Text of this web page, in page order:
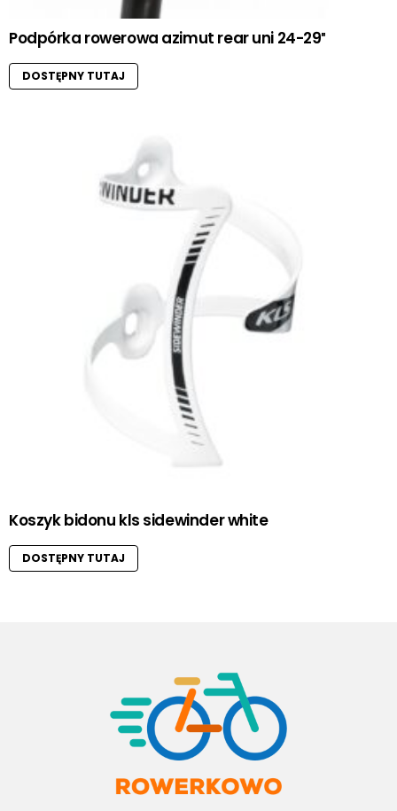
Podpórka rowerowa azimut rear uni 24-29″
DOSTĘPNY TUTAJ
Koszyk bidonu kls sidewinder white
DOSTĘPNY TUTAJ